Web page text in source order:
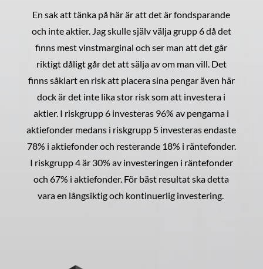
En sak att tänka på här är att det är fondsparande
och inte aktier. Jag skulle själv välja grupp 6 då det
finns mest vinstmarginal och ser man att det går
riktigt dåligt går det att sälja av om man vill. Det
finns såklart en risk att placera sina pengar även här
dock är det inte lika stor risk som att investera i
aktier. I riskgrupp 6 investeras 96% av pengarna i
aktiefonder medans i riskgrupp 5 investeras endaste
78% i aktiefonder och resterande 18% i räntefonder.
I riskgrupp 4 är 30% av investeringen i räntefonder
och 67% i aktiefonder. För bäst resultat ska detta
vara en långsiktig och kontinuerlig investering.